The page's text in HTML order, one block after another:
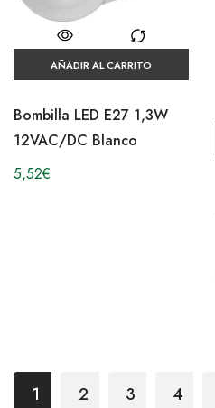
AÑADIR AL CARRITO
Bombilla LED E27 1,3W
12VAC/DC Blanco
5,52€
1 2 3 4